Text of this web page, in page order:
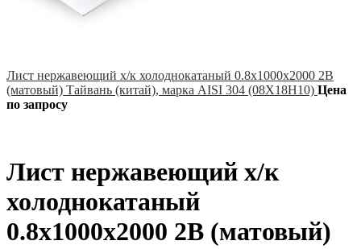
Лист нержавеющий х/к холоднокатаный 0.8х1000х2000 2B
(матовый) Тайвань (китай), марка AISI 304 (08Х18Н10) Цена
по запросу
Лист нержавеющий х/к
холоднокатаный
0.8х1000х2000 2B (матовый)